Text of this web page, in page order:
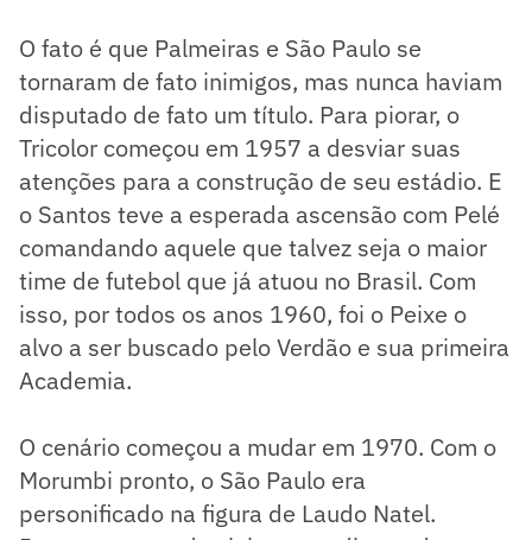
O fato é que Palmeiras e São Paulo se
tornaram de fato inimigos, mas nunca haviam
disputado de fato um título. Para piorar, o
Tricolor começou em 1957 a desviar suas
atenções para a construção de seu estádio. E
o Santos teve a esperada ascensão com Pelé
comandando aquele que talvez seja o maior
time de futebol que já atuou no Brasil. Com
isso, por todos os anos 1960, foi o Peixe o
alvo a ser buscado pelo Verdão e sua primeira
Academia.
O cenário começou a mudar em 1970. Com o
Morumbi pronto, o São Paulo era
personificado na figura de Laudo Natel.